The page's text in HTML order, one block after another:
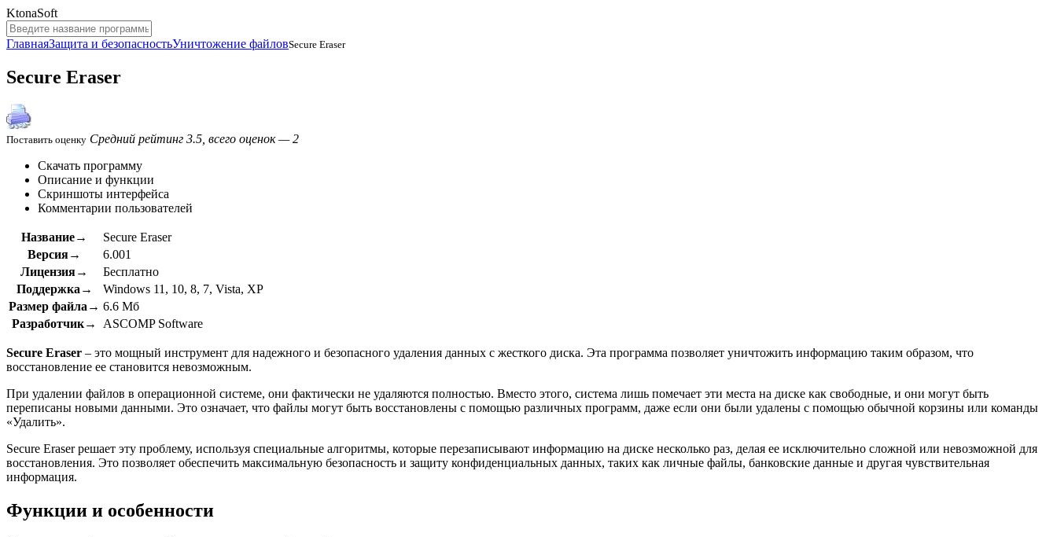
KtonaSoft
ГлавнаяЗащита и безопасностьУничтожение файловSecure Eraser
Secure Eraser
Поставить оценку Средний рейтинг 3.5, всего оценок — 2
Скачать программу
Описание и функции
Скриншоты интерфейса
Комментарии пользователей
Название→
Secure Eraser
Версия→
6.001
Лицензия→
Бесплатно
Поддержка→
Windows 11, 10, 8, 7, Vista, XP
Размер файла→ 6.6 Мб
Разработчик→
ASCOMP Software
Secure Eraser – это мощный инструмент для надежного и безопасного удаления данных с жесткого диска. Эта программа позволяет уничтожить информацию таким образом, что
восстановление ее становится невозможным.
При удалении файлов в операционной системе, они фактически не удаляются полностью. Вместо этого, система лишь помечает эти места на диске как свободные, и они могут быть
переписаны новыми данными. Это означает, что файлы могут быть восстановлены с помощью различных программ, даже если они были удалены с помощью обычной корзины или команды
«Удалить».
Secure Eraser решает эту проблему, используя специальные алгоритмы, которые перезаписывают информацию на диске несколько раз, делая ее исключительно сложной или невозможной для
восстановления. Это позволяет обеспечить максимальную безопасность и защиту конфиденциальных данных, таких как личные файлы, банковские данные и другая чувствительная
информация.
Функции и особенности